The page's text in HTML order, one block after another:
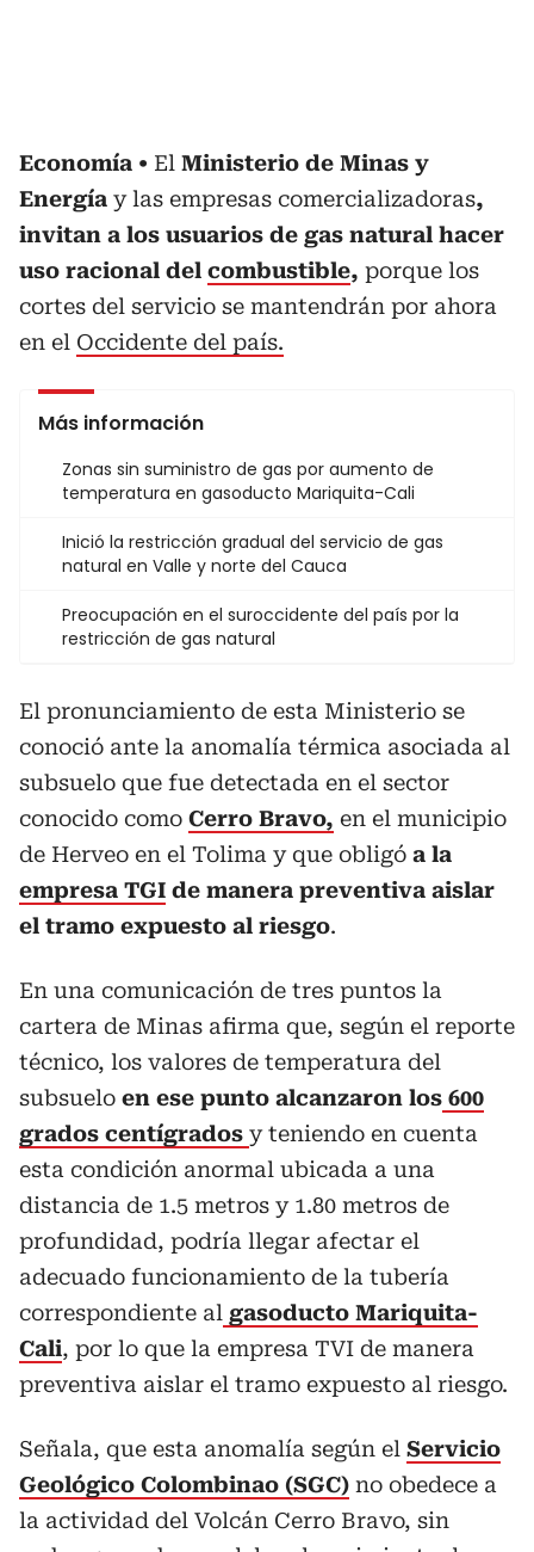
Economía El Ministerio de Minas y
Energía y las empresas comercializadoras,
invitan a los usuarios de gas natural hacer
uso racional del combustible, porque los
cortes del servicio se mantendrán por ahora
en el Occidente del país.
Más información
Zonas sin suministro de gas por aumento de
temperatura en gasoducto Mariquita-Cali
Inició la restricción gradual del servicio de gas
natural en Valle y norte del Cauca
Preocupación en el suroccidente del país por la
restricción de gas natural
El pronunciamiento de esta Ministerio se
conoció ante la anomalía térmica asociada al
subsuelo que fue detectada en el sector
conocido como Cerro Bravo, en el municipio
de Herveo en el Tolima y que obligó a la
empresa TGI de manera preventiva aislar
el tramo expuesto al riesgo.
En una comunicación de tres puntos la
cartera de Minas afirma que, según el reporte
técnico, los valores de temperatura del
subsuelo en ese punto alcanzaron los 600
grados centígrados y teniendo en cuenta
esta condición anormal ubicada a una
distancia de 1.5 metros y 1.80 metros de
profundidad, podría llegar afectar el
adecuado funcionamiento de la tubería
correspondiente al gasoducto Mariquita-
Cali, por lo que la empresa TVI de manera
preventiva aislar el tramo expuesto al riesgo.
Señala, que esta anomalía según el Servicio
Geológico Colombinao (SGC) no obedece a
la actividad del Volcán Cerro Bravo, sin